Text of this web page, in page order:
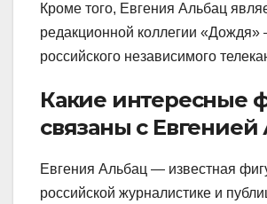
Кроме того, Евгения Альбац
редакционной коллегии «Дождя»
российского независимого
Какие интересные
связаны с Евгенией
Евгения Альбац — известная
российской журналистике и